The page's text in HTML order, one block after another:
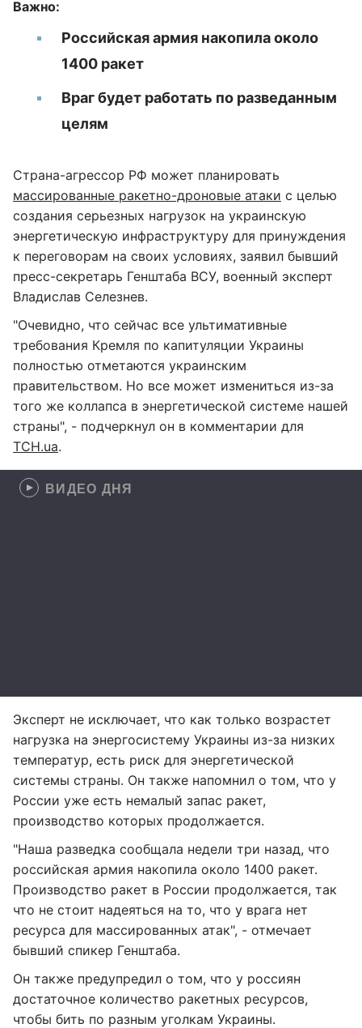
Важно:
Российская армия накопила около
1400 ракет
Враг будет работать по разведанным
целям
Страна-агрессор РФ может планировать
массированные ракетно-дроновые атаки с целью
создания серьезных нагрузок на украинскую
энергетическую инфраструктуру для принуждения
к переговорам на своих условиях, заявил бывший
пресс-секретарь Генштаба ВСУ, военный эксперт
Владислав Селезнев.
"Очевидно, что сейчас все ультимативные
требования Кремля по капитуляции Украины
полностью отметаются украинским
правительством. Но все может измениться из-за
того же коллапса в энергетической системе нашей
страны", - подчеркнул он в комментарии для
ТСН.ua.
ВИДЕО ДНЯ
Эксперт не исключает, что как только возрастет
нагрузка на энергосистему Украины из-за низких
температур, есть риск для энергетической
системы страны. Он также напомнил о том, что у
России уже есть немалый запас ракет,
производство которых продолжается.
"Наша разведка сообщала недели три назад, что
российская армия накопила около 1400 ракет.
Производство ракет в России продолжается, так
что не стоит надеяться на то, что у врага нет
ресурса для массированных атак", - отмечает
бывший спикер Генштаба.
Он также предупредил о том, что у россиян
достаточное количество ракетных ресурсов,
чтобы бить по разным уголкам Украины.